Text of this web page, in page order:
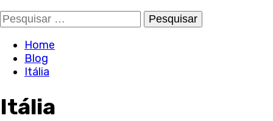
Pesquisar
por:
Home
Blog
Itália
Itália